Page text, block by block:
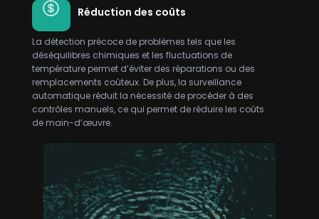
Réduction des coûts
La détection précoce de problèmes tels que les
déséquilibres chimiques et les fluctuations de
température permet d’éviter des réparations ou des
remplacements coûteux. De plus, la surveillance
automatique réduit la nécessité de procéder à des
contrôles manuels, ce qui permet de réduire les coûts
de main-d’œuvre.